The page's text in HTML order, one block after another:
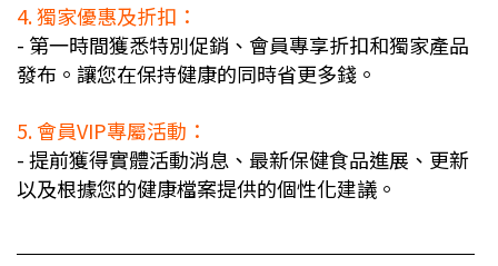
4. 獨家優惠及折扣：
- 第一時間獲悉特別促銷、會員專享折扣和獨家產品
發布。讓您在保持健康的同時省更多錢。
5. 會員VIP專屬活動：
- 提前獲得實體活動消息、最新保健食品進展、更新
以及根據您的健康檔案提供的個性化建議。